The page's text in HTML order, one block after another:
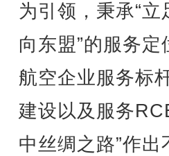
为引领，秉承“
向东盟”的服务
航空企业服务标
建设以及服务
中丝绸之路”作